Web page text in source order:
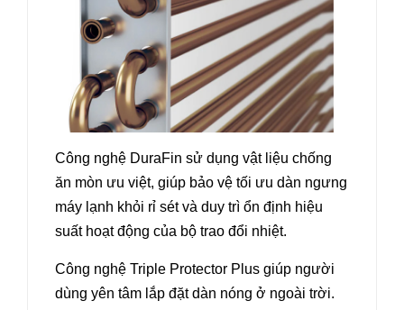
Công nghệ DuraFin sử dụng vật liệu chống
ăn mòn ưu việt, giúp bảo vệ tối ưu dàn ngưng
máy lạnh khỏi rỉ sét và duy trì ổn định hiệu
suất hoạt động của bộ trao đổi nhiệt.
Công nghệ Triple Protector Plus giúp người
dùng yên tâm lắp đặt dàn nóng ở ngoài trời.